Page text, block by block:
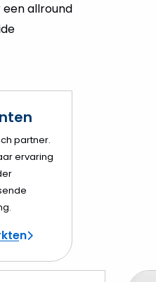
allround
partner.
ervaring